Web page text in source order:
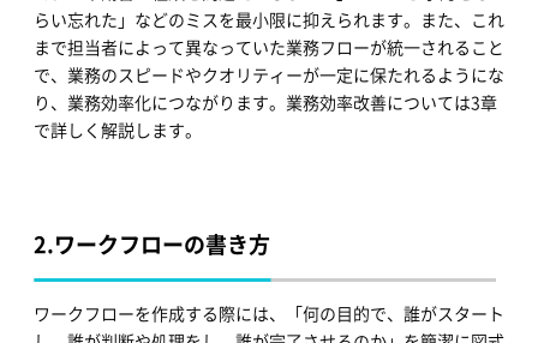
らい忘れた」などのミスを最小限に抑えられます。また、これ
まで担当者によって異なっていた業務フローが統一されること
で、業務のスピードやクオリティーが一定に保たれるようにな
り、業務効率化につながります。業務効率改善については3章
で詳しく解説します。
2.ワークフローの書き方
ワークフローを作成する際には、「何の目的で、誰がスタート